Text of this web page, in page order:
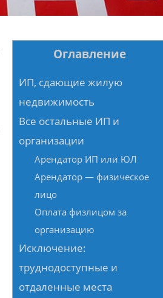
Оглавление
ИП, сдающие жилую
недвижимость
Все остальные ИП и
организации
Арендатор ИП или ЮЛ
Арендатор — физическое
лицо
Оплата физлицом за
организацию
Исключение:
труднодоступные и
отдаленные места